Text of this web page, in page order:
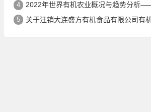
4 2022年世界有机农业概况与趋势分析——全球有机农地现状
5 关于注销大连盛方有机食品有限公司有机